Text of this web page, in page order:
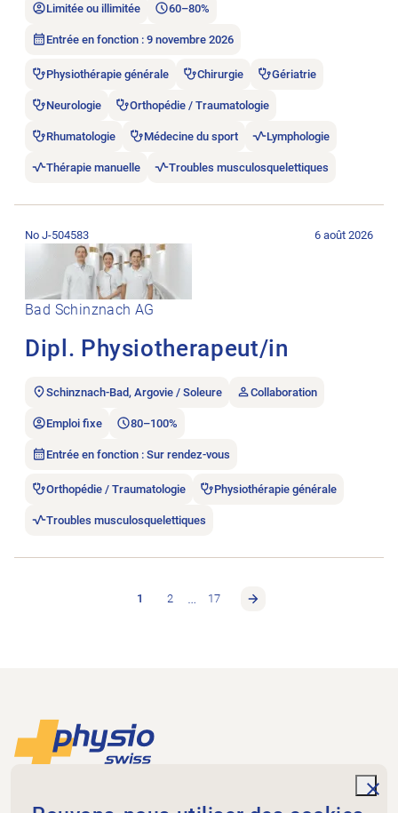
Limitée ou illimitée 60–80%
Entrée en fonction : 9 novembre 2026
Physiothérapie générale Chirurgie Gériatrie
Neurologie Orthopédie / Traumatologie
Rhumatologie Médecine du sport Lymphologie
Thérapie manuelle Troubles musculosquelettiques
Bad Schinznach AG
Dipl. Physiotherapeut/in
No J-504583 6 août 2026
Schinznach-Bad, Argovie / Soleure Collaboration
Emploi fixe 80–100%
Entrée en fonction : Sur rendez-vous
Orthopédie / Traumatologie Physiothérapie générale
Troubles musculosquelettiques
1 2 … 17
Footer
Physioswiss